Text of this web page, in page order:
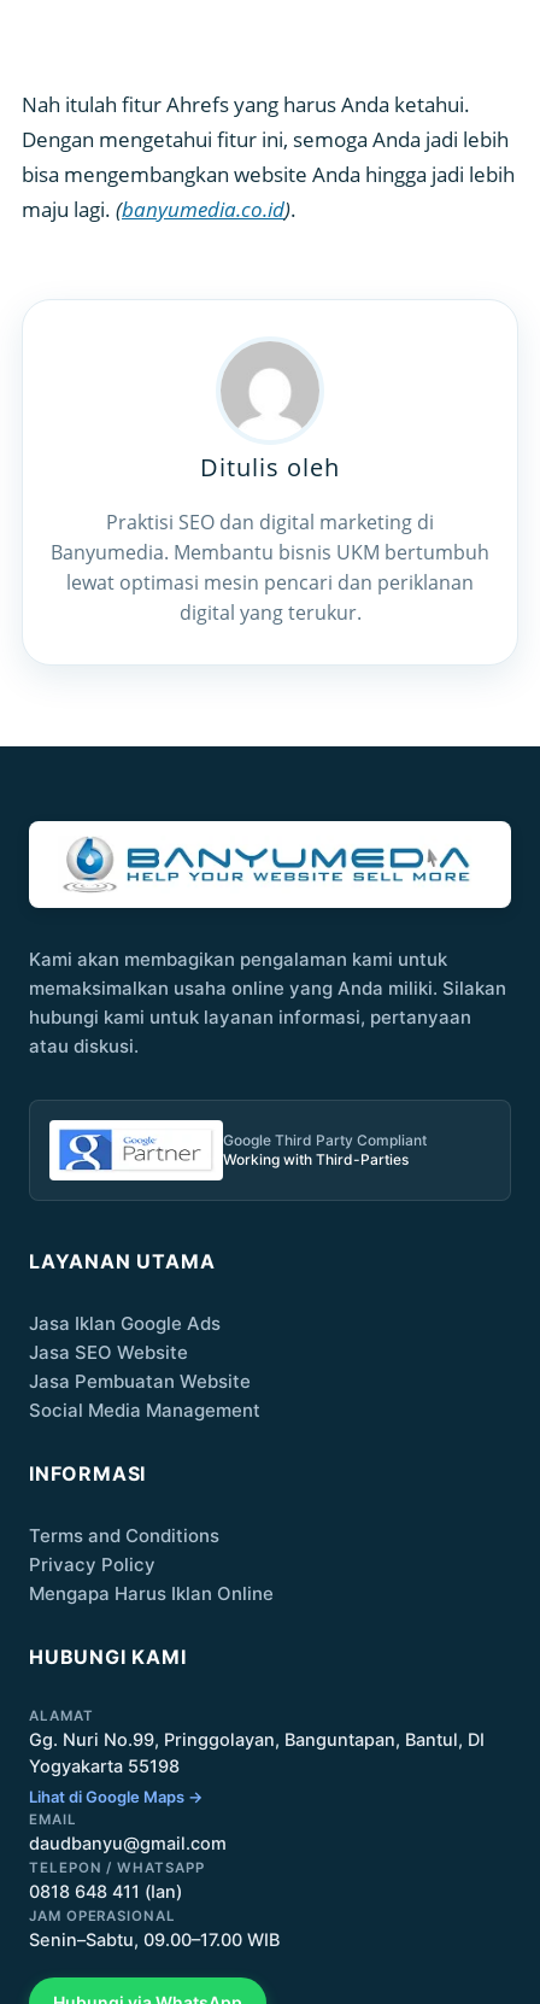
Nah itulah fitur Ahrefs yang harus Anda ketahui.
Dengan mengetahui fitur ini, semoga Anda jadi lebih
bisa mengembangkan website Anda hingga jadi lebih
maju lagi. (banyumedia.co.id).
Ditulis oleh
Praktisi SEO dan digital marketing di
Banyumedia. Membantu bisnis UKM bertumbuh
lewat optimasi mesin pencari dan periklanan
digital yang terukur.
Kami akan membagikan pengalaman kami untuk
memaksimalkan usaha online yang Anda miliki. Silakan
hubungi kami untuk layanan informasi, pertanyaan
atau diskusi.
Google Third Party Compliant
Working with Third-Parties
LAYANAN UTAMA
Jasa Iklan Google Ads
Jasa SEO Website
Jasa Pembuatan Website
Social Media Management
INFORMASI
Terms and Conditions
Privacy Policy
Mengapa Harus Iklan Online
HUBUNGI KAMI
ALAMAT
Gg. Nuri No.99, Pringgolayan, Banguntapan, Bantul, DI
Yogyakarta 55198
Lihat di Google Maps →
EMAIL
daudbanyu@gmail.com
TELEPON / WHATSAPP
0818 648 411 (Ian)
JAM OPERASIONAL
Senin–Sabtu, 09.00–17.00 WIB